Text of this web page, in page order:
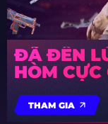
ĐÃ ĐẾN
HÒM CỰC
THAM GIA